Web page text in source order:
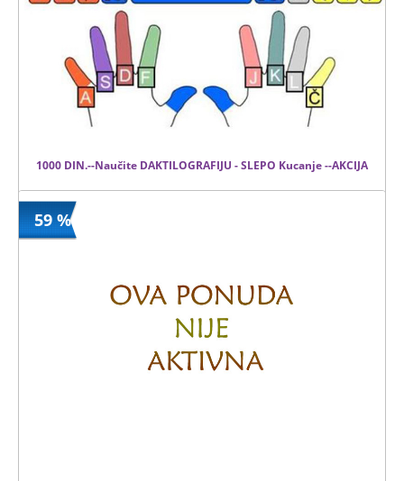
1000 DIN.--Naučite DAKTILOGRAFIJU - SLEPO Kucanje --AKCIJA
59 %